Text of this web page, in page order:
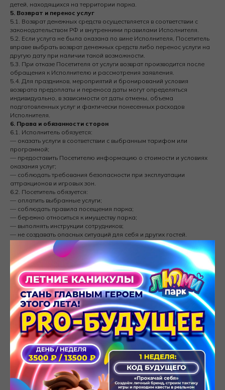
детей, находящихся на территории парка.
5. Возврат и перенос услуг
5.1. Возврат денежных средств осуществляется в соответствии с
законодательством РФ и внутренними правилами Исполнителя.
5.2. Если услуга не была оказана по вине Исполнителя, Посетитель
вправе выбрать возврат денежных средств либо перенос услуги на
другую дату при наличии такой возможности.
5.3. При отказе Посетителя от услуги возврат производится после
обращения к Исполнителю и рассмотрения заявления.
5.4. Для праздников, мероприятий и бронирований условия
возврата предоплаты и переноса даты могут определяться
индивидуально, в зависимости от даты отмены, объема
подготовленных услуг и фактически понесенных расходов
Исполнителя.
6. Права и обязанности сторон
6.1. Исполнитель обязуется:
— оказать услуги в соответствии с выбранным тарифом или
программой;
— предоставить Посетителю информацию о стоимости и условиях
оказания услуг;
— соблюдать требования безопасности при эксплуатации
аттракционов и игровых зон.
6.2. Посетитель обязуется:
— оплатить выбранные услуги;
— соблюдать правила посещения парка;
— бережно относиться к имуществу парка;
— выполнять инструкции сотрудников;
— не создавать опасных ситуаций для себя и других гостей.
7. Ответственность сторон
7.1. Стороны несут ответственность в соответствии с
законодательством Российской Федерации.
7.2. Исполнитель не несет ответственность за вред, причиненный
вследствие нарушения Посетителем правил безопасности,
инструкций сотрудников или возрастных ограничений.
7.3. Посетитель несет ответственность за ущерб, причиненный
имуществу Исполнителя по его вине.
8. Персональные данные
8.1. Оформляя заявку, бронирование или покупку услуги,
Посетитель может передавать Исполнителю свои персональные
данные: имя, номер телефона, адрес электронной почты и иные
данные, необходимые для оказания услуги.
8.2. Обработка персональных данных осуществляется в
соответствии с Политикой конфиденциальности, размещенной на
сайте lumipark.ru.
8.3. Посетитель подтверждает согласие на обработку
персональных данных при заполнении форм на сайте и/или